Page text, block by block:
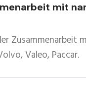
mit
Zusammenarbeit
Valeo, Paccar.